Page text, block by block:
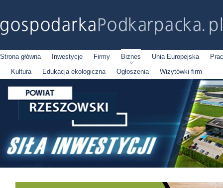
Strona główna Inwestycje Firmy Biznes Unia Europejska
Kultura
Edukacja ekologiczna Ogłoszenia Wizytówki firm